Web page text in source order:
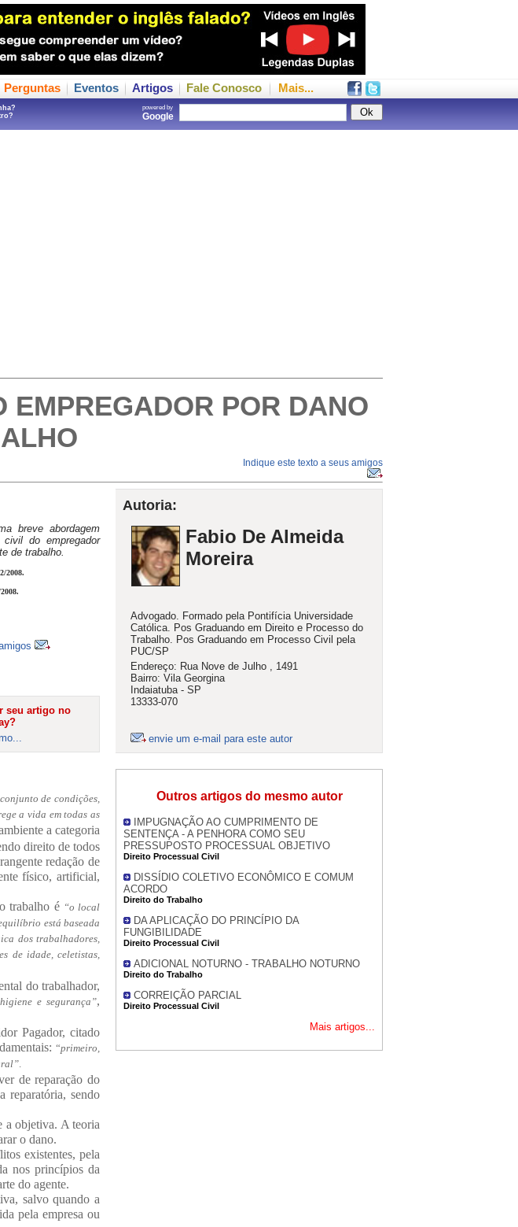
Perguntas Eventos Artigos Fale Conosco Mais...
powered by
Google
EMPREGADOR POR DANO
Indique este texto a seus amigos
Autoria:
Fabio De Almeida
Moreira
Advogado. Formado pela Pontifícia Universidade
Católica. Pos Graduando em Direito e Processo do
Trabalho. Pos Graduando em Processo Civil pela
PUC/SP
Endereço: Rua Nove de Julho , 1491
Bairro: Vila Georgina
Indaiatuba - SP
13333-070
envie um e-mail para este autor
Outros artigos do mesmo autor
IMPUGNAÇÃO AO CUMPRIMENTO DE
SENTENÇA - A PENHORA COMO SEU
PRESSUPOSTO PROCESSUAL OBJETIVO
Direito Processual Civil
DISSÍDIO COLETIVO ECONÔMICO E COMUM
ACORDO
Direito do Trabalho
DA APLICAÇÃO DO PRINCÍPIO DA
FUNGIBILIDADE
Direito Processual Civil
ADICIONAL NOTURNO - TRABALHO NOTURNO
Direito do Trabalho
CORREIÇÃO PARCIAL
Direito Processual Civil
Mais artigos...
breve abordagem
civil do empregador
de trabalho.
2008.
seu artigo no
de condições,
a vida em todas as
a categoria
direito de todos
redação de
físico, artificial,
trabalho é “o local
está baseada
dos trabalhadores,
de idade, celetistas,
do trabalhador,
e segurança”,
Pagador, citado
“primeiro,
de reparação do
reparatória, sendo
a objetiva. A teoria
o dano.
existentes, pela
nos princípios da
do agente.
salvo quando a
pela empresa ou